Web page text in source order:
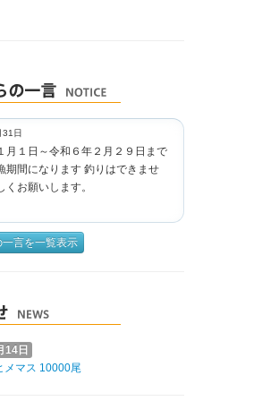
日
月１日～令和６年２月２９日まで
期間になります 釣りはできませ
くお願いします。
言を一覧表示
14日
メマス 10000尾